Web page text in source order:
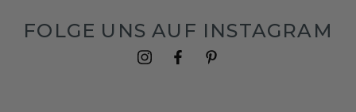
FOLGE UNS AUF INSTAGRAM